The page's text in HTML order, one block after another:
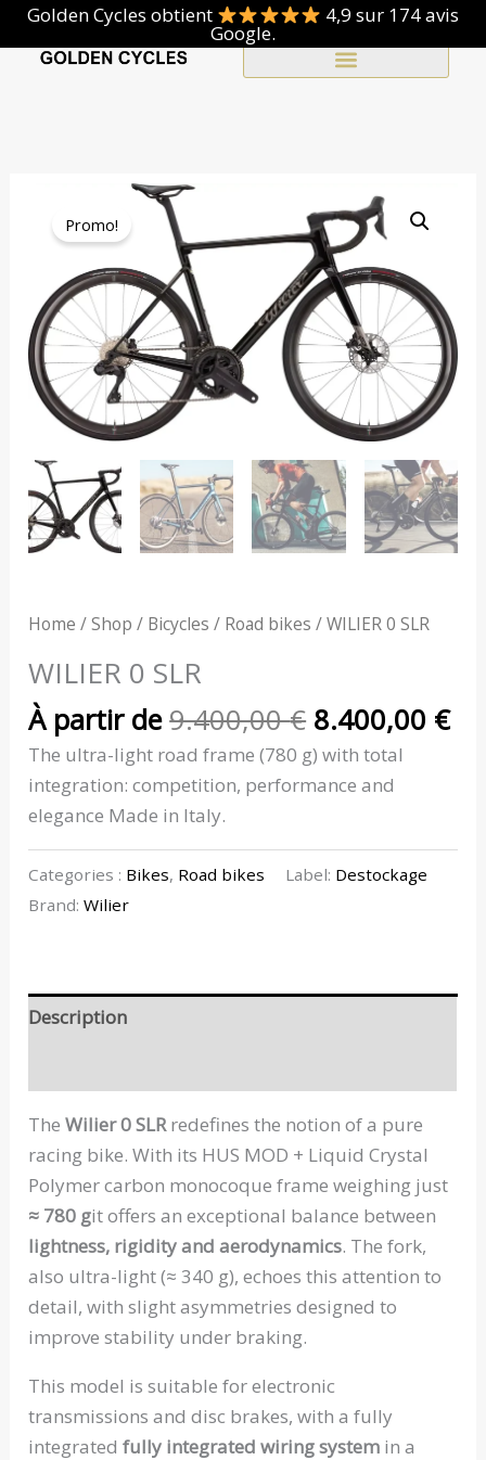
Golden Cycles obtient 4,9 sur 174 avis
Google.
to
Promo!
Home /Shop / Bicycles / Road bikes / WILIER 0 SLR
WILIER 0 SLR
À partir de9.400,00€
initial
price
was
€9,400.00.
8.400,00 €
The ultra-light road frame (780 g) with total
integration: competition, performance and
elegance Made in Italy.
Categories : Bikes, Road bikes Label: Destockage
Brand:Wilier
Description
TheWilier 0 SLR redefines the notion of a pure
racing bike. With its HUS MOD + Liquid Crystal
Polymer carbon monocoque frame weighing just
≈ 780 git offers an exceptional balance between
lightness, rigidity and aerodynamics. The fork,
also ultra-light (≈ 340 g), echoes this attention to
detail, with slight asymmetries designed to
improve stability under braking.
This model is suitable for electronic
transmissions and disc brakes, with a fully
integratedfully integrated wiring system in a